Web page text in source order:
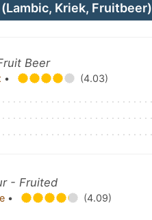
Kriek, Fruitbeer)
Beer
•
(4.03)
- Fruited
•
(4.09)